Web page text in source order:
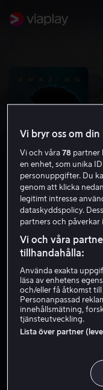
Amazing
7.5
Barntillåten
HD
Temple Missionary
kvällars
Vi bryr oss om
Vi och våra78 partner
en enhet, som unika
personuppgifter. Du
genom att klicka
legitimt intresse
dataskyddspolicy.
partners och påverkar
Vi och våra
tillhandahålla:
Använda exakta
läsa av enhetens
och/eller få åtkomst
Personanpassad
innehållsmätning,
tjänsteutveckling.
Lista över partner